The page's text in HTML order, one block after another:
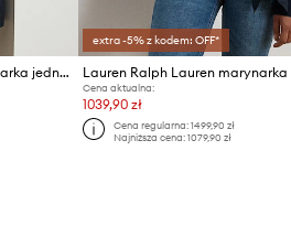
Lauren Ralph Lauren marynarka jednorzędowa damska z lnem
extra -5% z kodem: OFF*
Lauren Ralph Lauren marynarka
Cena aktualna:
1039,90 zł
Cena regularna: 1499,90 zł
Najniższa cena: 1079,90 zł